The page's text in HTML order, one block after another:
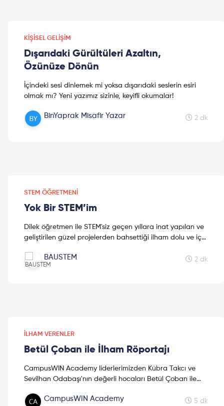
KIŞISEL GELIŞIM
Dışarıdaki Gürültüleri Azaltın,
Özünüze Dönün
İçindeki sesi dinlemek mi yoksa dışarıdaki seslerin esiri
olmak mı? Yeni yazımız sizinle, keyifli okumalar!
BinYaprak Misafir Yazar 2 dk
STEM ÖĞRETMENI
Yok Bir STEM’im
Dilek öğretmen ile STEM'siz geçen yıllara inat yapılan ve
geliştirilen güzel projelerden bahsettiği ilham dolu ve iç
BAUSTEM 2 dk
İLHAM VERENLER
Betül Çoban ile İlham Röportajı
CampusWIN Academy liderlerimizden Kübra Takcı ve
Sevilhan Odabaşı'nın değerli hocaları Betül Çoban ile
CampusWIN Academy 5 dk